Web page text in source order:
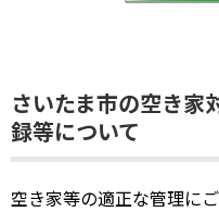
さいたま市の空き家
録等について
空き家等の適正な管理に